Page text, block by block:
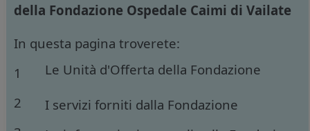
della Fondazione Ospedale Caimi di Vailate
In questa pagina troverete:
1
Le Unità d'Offerta della Fondazione
2
I servizi forniti dalla Fondazione